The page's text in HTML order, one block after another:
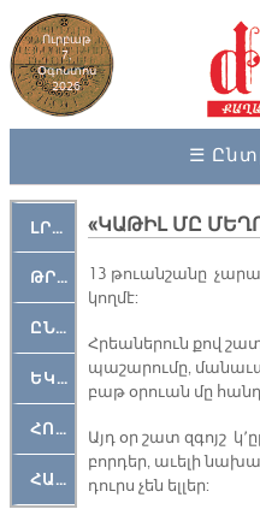
Ուրբաթ
7,
Օգոստոս
2026
☰
ԼՐԱՀՈՍ
ԹՐՔԱՀԱՅ ԿԵԱՆՔ
ԸՆԿԵՐԱՄՇԱԿՈՒԹԱՅԻՆ
ԵԿԵՂԵՑԱԿԱՆ
ՀՈԳԵՄՏԱՒՈՐ
ՀԱՐԹԱԿ
«ԿԱ­ԹԻԼ ՄԸ
13 թուան­շա­նը
կող­մէ:
Հրեա­նե­րուն քով
պա­շա­րու­մը,
բաթ օ­րուան մը
Այդ օր շատ զգոյշ
բոր­դեր, ա­ւե­լի
դուրս չեն ել­լեր: